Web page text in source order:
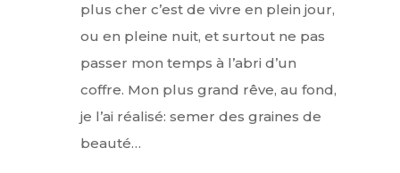
plus cher c’est de vivre en plein jour,
ou en pleine nuit, et surtout ne pas
passer mon temps à l’abri d’un
coffre. Mon plus grand rêve, au fond,
je l’ai réalisé: semer des graines de
beauté…